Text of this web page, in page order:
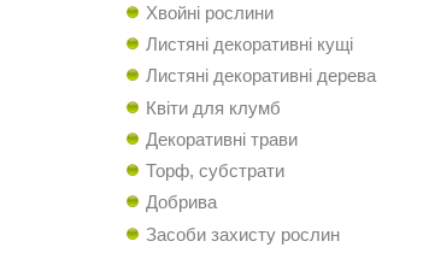
Хвойні рослини
Листяні декоративні кущі
Листяні декоративні дерева
Квіти для клумб
Декоративні трави
Торф, субстрати
Добрива
Засоби захисту рослин